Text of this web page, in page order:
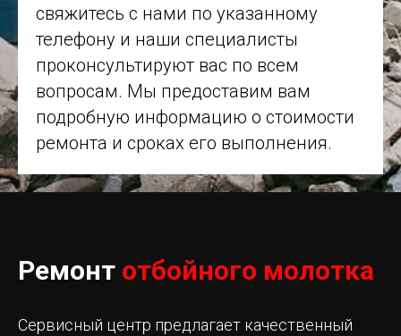
свяжитесь с нами по указанному
телефону и наши специалисты
проконсультируют вас по всем
вопросам. Мы предоставим вам
подробную информацию о стоимости
ремонта и сроках его выполнения.
Ремонт отбойного молотка
Сервисный центр предлагает качественный